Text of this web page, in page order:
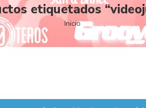
etiquetados
Inicio